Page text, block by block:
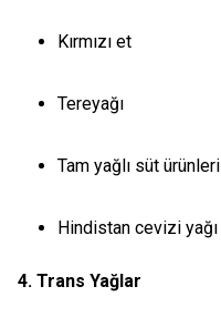
Kırmızı et
Tereyağı
Tam yağlı süt ürünleri
Hindistan cevizi yağı
4. Trans Yağlar